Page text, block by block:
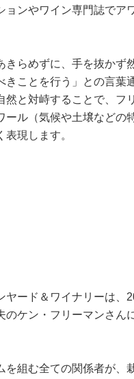
ョンやワイン専門誌でア
きらめずに、手を抜かず
きことを行う」との言葉
然と対峙することで、フ
ール（気候や土壌などの
現します。
ヤード＆ワイナリーは、
のケン・フリーマンさん
を組む全ての関係者が、